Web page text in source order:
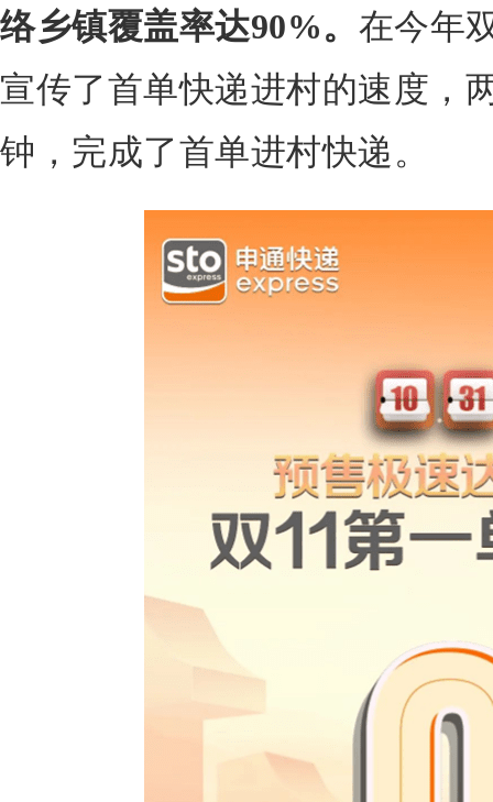
络乡镇覆盖率达90%。 在今年
宣传了首单快递进村的速度，
钟，完成了首单进村快递。